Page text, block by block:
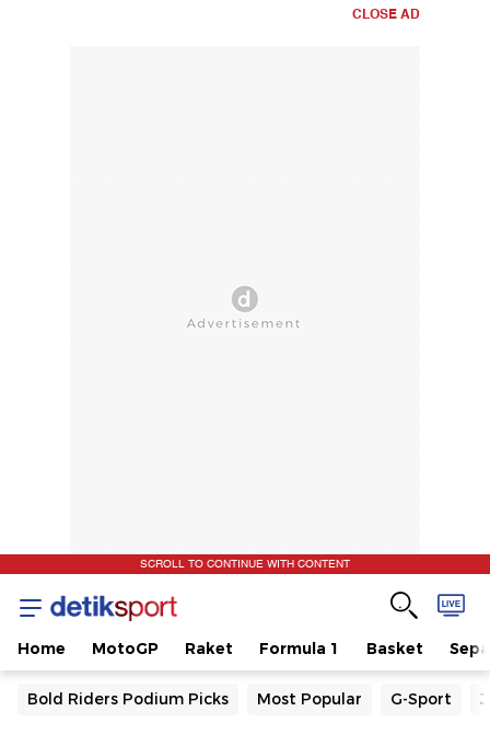
CLOSE AD
SCROLL TO CONTINUE WITH CONTENT
Home MotoGP Raket Formula 1 Basket
Bold Riders Podium Picks Most Popular G-Sport